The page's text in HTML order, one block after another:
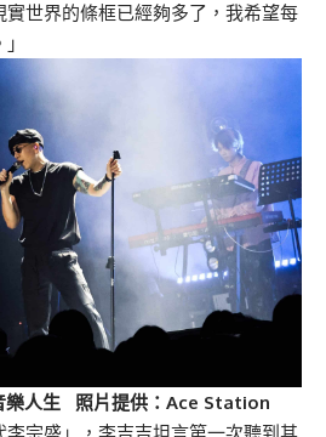
世界的條框已經夠多了，我希望每
樂人生 照片提供：Ace Station